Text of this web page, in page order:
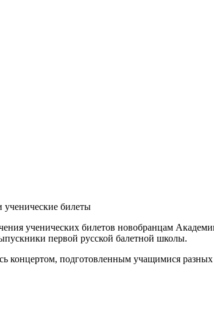
билеты
ученических билетов новобранцам
первой русской балетной школы.
концертом, подготовленным учащимися разных